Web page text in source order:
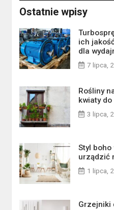
Ostatnie wpisy
ich
dla
7 lipca,
Rośliny
kwiaty
3 lipca,
Styl
urządzić
1 lipca,
Grzejniki